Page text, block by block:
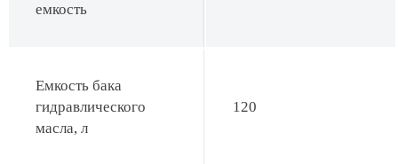
емкость
Емкость бака
гидравлического
масла, л
120